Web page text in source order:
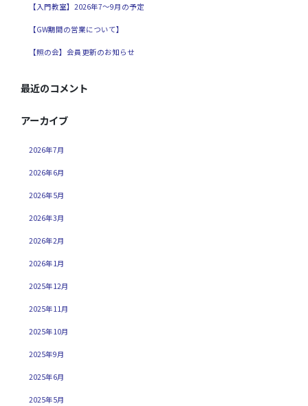
【入門教室】2026年7～9月の予定
【GW期間の営業について】
【照の会】会員更新のお知らせ
最近のコメント
アーカイブ
2026年7月
2026年6月
2026年5月
2026年3月
2026年2月
2026年1月
2025年12月
2025年11月
2025年10月
2025年9月
2025年6月
2025年5月